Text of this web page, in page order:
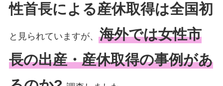
性首長による産休取得は全国初
と見られていますが、 海外では女性市
長の出産・産休取得の事例があ